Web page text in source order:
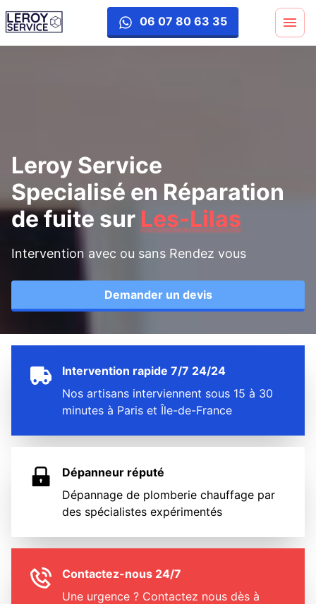
06 07 80 63 35
reparation-fuite
Leroy Service
Specialisé en Réparation
de fuite sur Les-Lilas
Intervention avec ou sans Rendez vous
Demander un devis
Intervention rapide 7/7 24/24
Nos artisans interviennent sous 15 à 30
minutes à Paris et Île-de-France
Dépanneur réputé
Dépannage de plomberie chauffage par
des spécialistes expérimentés
Contactez-nous 24/7
Une urgence ? Contactez nous dès à